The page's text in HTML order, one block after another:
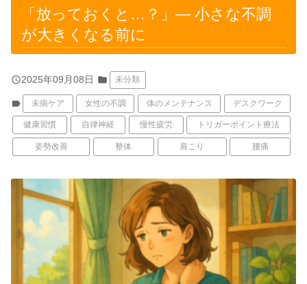
「放っておくと…？」― 小さな不調
が大きくなる前に
query_builder2025年09月08日 folder 未分類
label 未病ケア 女性の不調 体のメンテナンス デスクワーク
健康習慣 自律神経 慢性疲労 トリガーポイント療法
姿勢改善 整体 肩こり 腰痛